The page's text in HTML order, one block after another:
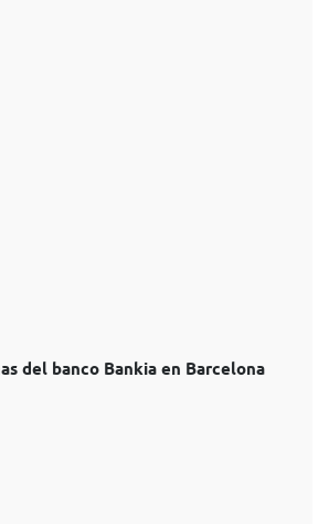
del banco Bankia en Barcelona